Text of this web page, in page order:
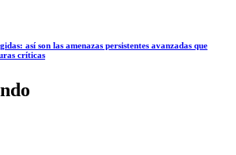
así son las amenazas persistentes avanzadas que
críticas